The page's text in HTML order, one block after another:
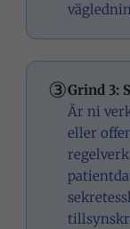
③Grind 3:
Är ni
eller